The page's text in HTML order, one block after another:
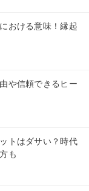
おける意味！縁起
や信頼できるヒー
トはダサい？時代
も